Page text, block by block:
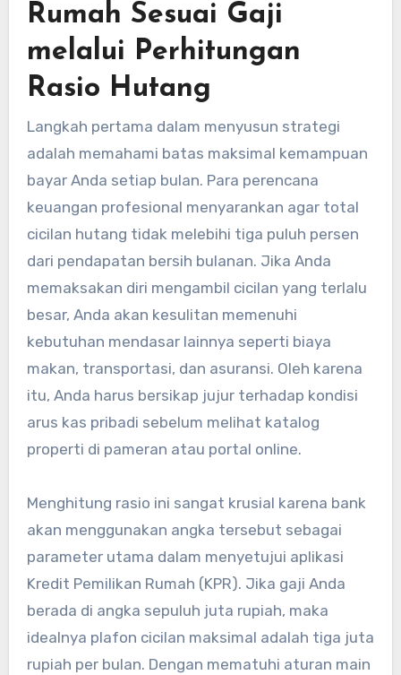
Rumah Sesuai Gaji
melalui Perhitungan
Rasio Hutang
Langkah pertama dalam menyusun strategi
adalah memahami batas maksimal kemampuan
bayar Anda setiap bulan. Para perencana
keuangan profesional menyarankan agar total
cicilan hutang tidak melebihi tiga puluh persen
dari pendapatan bersih bulanan. Jika Anda
memaksakan diri mengambil cicilan yang terlalu
besar, Anda akan kesulitan memenuhi
kebutuhan mendasar lainnya seperti biaya
makan, transportasi, dan asuransi. Oleh karena
itu, Anda harus bersikap jujur terhadap kondisi
arus kas pribadi sebelum melihat katalog
properti di pameran atau portal online.
Menghitung rasio ini sangat krusial karena bank
akan menggunakan angka tersebut sebagai
parameter utama dalam menyetujui aplikasi
Kredit Pemilikan Rumah (KPR). Jika gaji Anda
berada di angka sepuluh juta rupiah, maka
idealnya plafon cicilan maksimal adalah tiga juta
rupiah per bulan. Dengan mematuhi aturan main